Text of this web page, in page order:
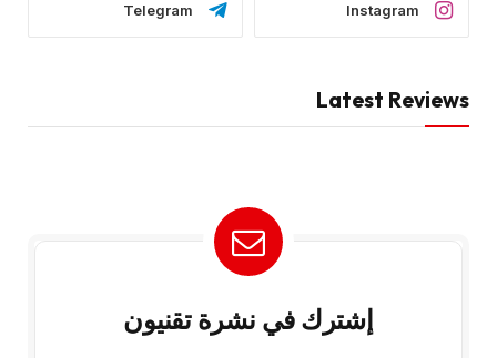
Instagram
Telegram
Latest Reviews
إشترك في نشرة تقنيون